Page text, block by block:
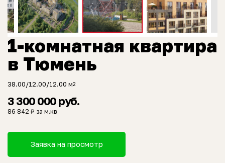
1-комнатная квартира
в Тюмень
38.00/12.00/12.00 м2
3 300 000 руб.
86 842 ₽ за м.кв
Заявка на просмотр